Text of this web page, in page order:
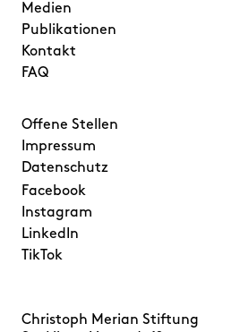
Medien
Publikationen
Kontakt
FAQ
Offene Stellen
Impressum
Datenschutz
Facebook
Instagram
LinkedIn
TikTok
Christoph Merian Stiftung